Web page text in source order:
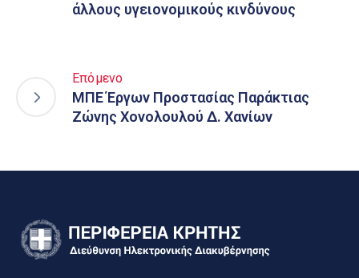
άλλους υγειονομικούς κινδύνους
Επόμενο
ΜΠΕ Έργων Προστασίας Παράκτιας
Ζώνης Χονολουλού Δ. Χανίων